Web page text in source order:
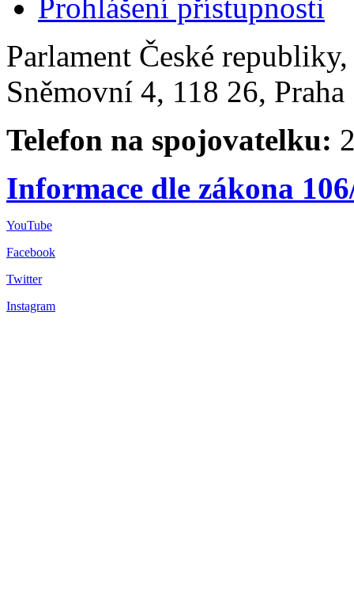
Prohlášení přístupnosti
Parlament České
Sněmovní 4, 118 26,
Telefon na spojovatelku:
Informace dle zákona
YouTube
Facebook
Twitter
Instagram